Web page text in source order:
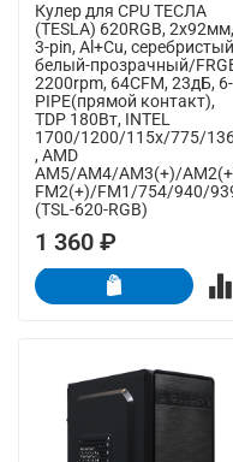
Кулер для CPU ТЕСЛА
(TESLA) 620RGB, 2х92мм,
3-pin, Al+Cu,
белый-прозрачный/
2200rpm, 64CFM, 23дБ, 6-
PIPE(прямой контакт),
TDP 180Вт, INTEL
1700/1200/115x/775/
, AMD
AM5/AM4/AM3(+)/
FM2(+)/FM1/754/940/
(TSL-620-RGB)
1 360 ₽